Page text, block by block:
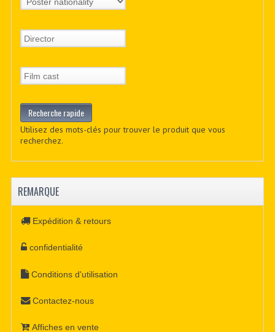
Utilisez des mots-clés pour trouver le produit que vous
recherchez.
REMARQUE
Expédition & retours
confidentialité
Conditions d'utilisation
Contactez-nous
Affiches en vente